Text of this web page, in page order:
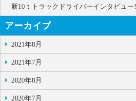
新10ｔトラックドライバーインタビュー!
アーカイブ
2021年8月
2021年7月
2020年8月
2020年7月